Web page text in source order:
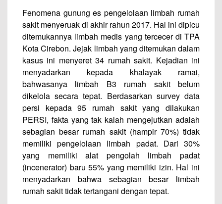
Fenomena gunung es pengelolaan limbah rumah
sakit menyeruak di akhir rahun 2017. Hal ini dipicu
ditemukannya limbah medis yang tercecer di TPA
Kota Cirebon. Jejak limbah yang ditemukan dalam
kasus ini menyeret 34 rumah sakit. Kejadian ini
menyadarkan kepada khalayak ramai,
bahwasanya limbah B3 rumah sakit belum
dikelola secara tepat. Berdasarkan survey data
persi kepada 95 rumah sakit yang dilakukan
PERSI, fakta yang tak kalah mengejutkan adalah
sebagian besar rumah sakit (hampir 70%) tidak
memiliki pengelolaan limbah padat. Dari 30%
yang memiliki alat pengolah limbah padat
(incenerator) baru 55% yang memiliki izin. Hal ini
menyadarkan bahwa sebagian besar limbah
rumah sakit tidak tertangani dengan tepat.